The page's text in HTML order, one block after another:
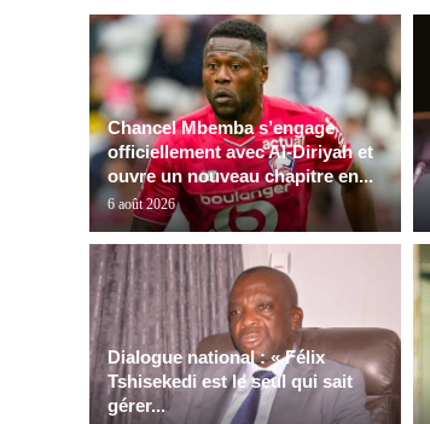
Chancel Mbemba s’engage
officiellement avec Al-Diriyah et
ouvre un nouveau chapitre en...
6 août 2026
Dialogue national : « Félix
Tshisekedi est le seul qui sait
gérer...